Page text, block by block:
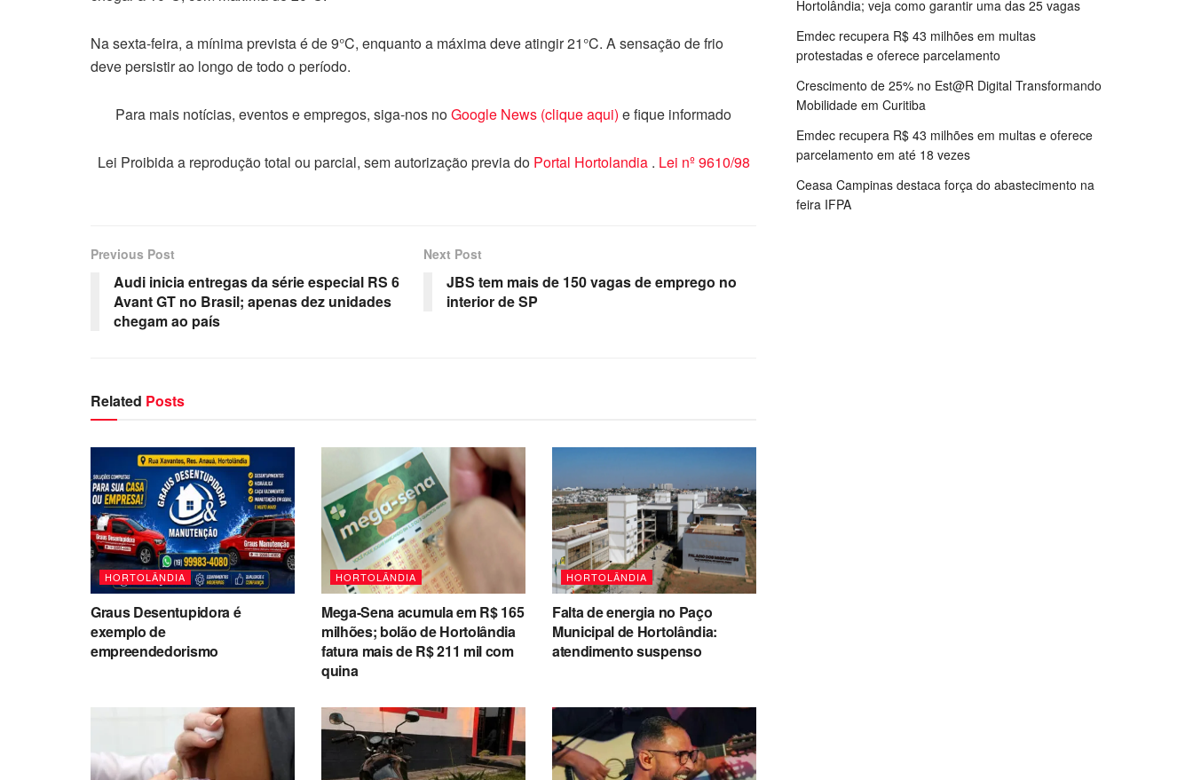
Na sexta-feira, a mínima prevista é de 9°C, enquanto a máxima deve atingir 21°C. A sensação de frio
deve persistir ao longo de todo o período.
Para mais notícias, eventos e empregos, siga-nos noGoogle News (clique aqui) e fique informado
Lei Proibida a reprodução total ou parcial, sem autorização previa do Portal Hortolandia . Lei nº 9610/98
Previous Post
Audi inicia entregas da série especial RS 6
Avant GT no Brasil; apenas dez unidades
chegam ao país
Next Post
JBS tem mais de 150 vagas de emprego no
interior de SP
Related Posts
HORTOLÂNDIA
Graus Desentupidora é
exemplo de
empreendedorismo
HORTOLÂNDIA
Mega-Sena acumula em R$ 165
milhões; bolão de Hortolândia
fatura mais de R$ 211 mil com
quina
HORTOLÂNDIA
Falta de energia no Paço
Municipal de Hortolândia:
atendimento suspenso
Hortolândia; veja como garantir uma das 25 vagas
Emdec recupera R$ 43 milhões em multas
protestadas e oferece parcelamento
Crescimento de 25% no Est@R Digital Transformando
Mobilidade em Curitiba
Emdec recupera R$ 43 milhões em multas e oferece
parcelamento em até 18 vezes
Ceasa Campinas destaca força do abastecimento na
feira IFPA